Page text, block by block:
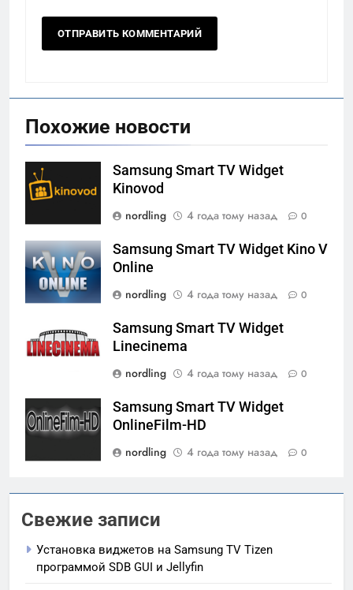
Похожие новости
Samsung Smart TV Widget
Kinovod
nordling
4 года тому назад 0
Samsung Smart TV Widget Kino V
Online
nordling
4 года тому назад 0
Samsung Smart TV Widget
Linecinema
nordling
4 года тому назад 0
Samsung Smart TV Widget
OnlineFilm-HD
nordling
4 года тому назад 0
Свежие записи
Установка виджетов на Samsung TV Tizen
программой SDB GUI и Jellyfin